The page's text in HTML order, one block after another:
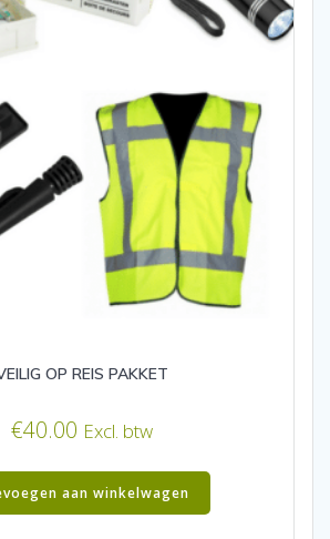
OP REIS PAKKET
€40.00 Excl. btw
aan winkelwagen